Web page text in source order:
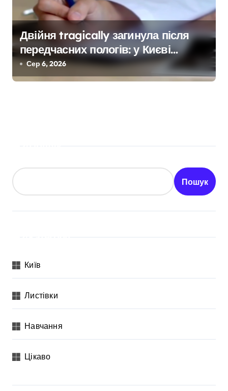
Двійня tragically загинула після
передчасних пологів: у Києві
розкрили незаконну схему
сурогатного материнства для
Сер 6, 2026
Пошук
Київ
Листівки
Навчання
Цікаво